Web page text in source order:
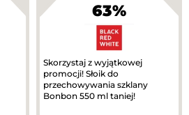
63%
Skorzystaj z wyjątkowej
promocji! Słoik do
przechowywania szklany
Bonbon 550 ml taniej!